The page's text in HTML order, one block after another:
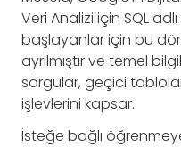
Veri Analizi için SQL
başlayanlar için bu
ayrılmıştır ve temel
sorgular, geçici
işlevlerini kapsar.
İsteğe bağlı